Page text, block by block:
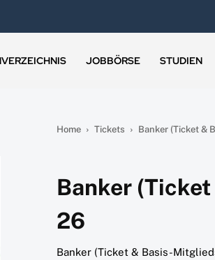
JOBBÖRSE STUDIEN
Home Tickets Banker (Ticket &
Banker
26
Banker (Ticket & Basis-